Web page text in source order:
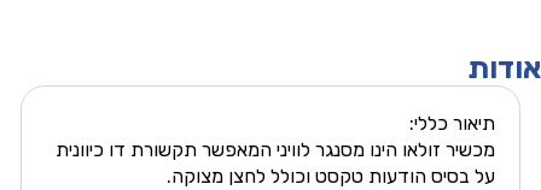
אודות
תיאור כללי:
מכשיר זולאו הינו מסנגר לוויני המאפשר תקשורת דו כיוונית
על בסיס הודעות טקסט וכולל לחצן מצוקה.